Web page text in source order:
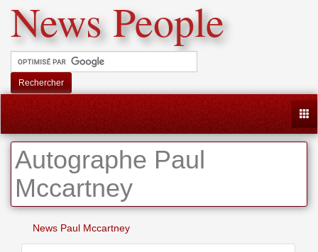
News People
Rechercher
Autographe Paul
Mccartney
News Paul Mccartney